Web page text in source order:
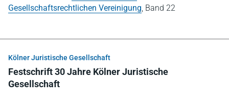
Gesellschaftsrechtlichen Vereinigung Band 22
Kölner Juristische Gesellschaft
Festschrift 30 Jahre Kölner Juristische
Gesellschaft